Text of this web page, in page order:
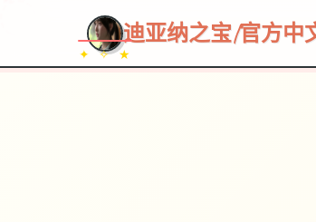
✦ ✧ ★
迪亚纳之宝|官方中